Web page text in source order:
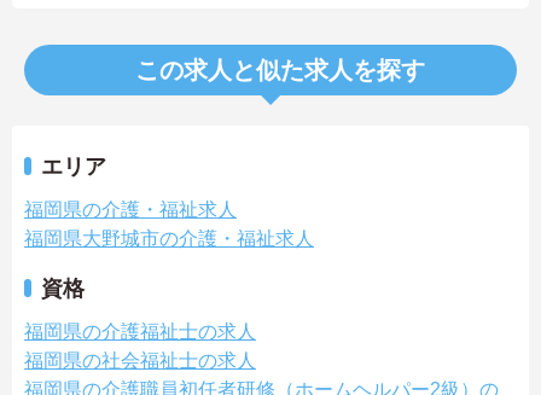
この求人と似た求人を探す
エリア
福岡県の介護・福祉求人
福岡県大野城市の介護・福祉求人
資格
福岡県の介護福祉士の求人
福岡県の社会福祉士の求人
福岡県の介護職員初任者研修（ホームヘルパー2級）の